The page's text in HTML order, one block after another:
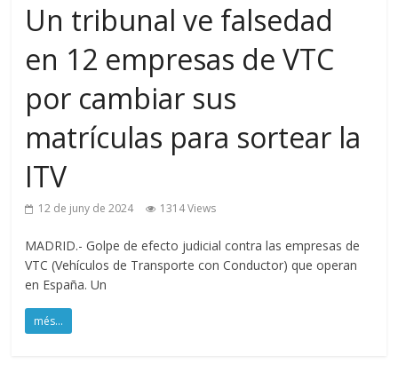
Un tribunal ve falsedad
en 12 empresas de VTC
por cambiar sus
matrículas para sortear la
ITV
12 de juny de 2024 1314 Views
MADRID.- Golpe de efecto judicial contra las empresas de
VTC (Vehículos de Transporte con Conductor) que operan
en España. Un
més...